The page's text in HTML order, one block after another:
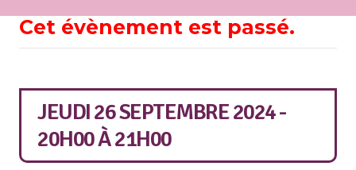
Cet évènement est passé.
JEUDI 26 SEPTEMBRE 2024 -
20H00À21H00